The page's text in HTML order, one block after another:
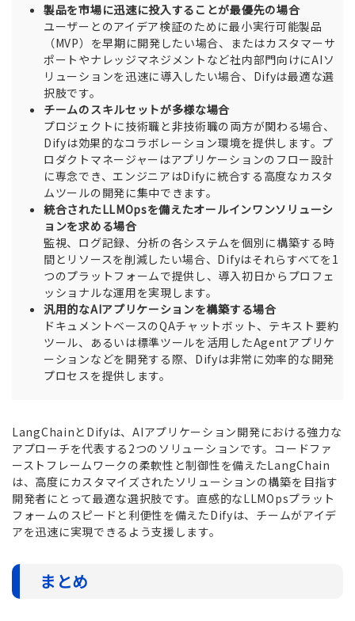
製品を市場に迅速に投入することが最優先の場合
ユーザーとのアイデア検証のために最小実行可能製品
（MVP）を早期に開発したい場合、またはカスタマーサ
ポートやナレッジマネジメントなど社内部門向けにAIソ
リューションを迅速に導入したい場合、Difyは最適な選
択肢です。
チームのスキルセットが多様な場合
プロジェクトに技術職と非技術職の両方が関わる場合、
Difyは効果的なコラボレーション環境を提供します。プ
ロダクトマネージャーはアプリケーションのフロー設計
に専念でき、エンジニアはDifyに統合する高度なカスタ
ムツールの開発に集中できます。
統合されたLLMOpsを備えたオールインワンソリューシ
ョンを求める場合
監視、ログ記録、分析の各システムを個別に構築する時
間とリソースを削減したい場合、Difyはそれらすべてを1
つのプラットフォームで提供し、導入初日からプロフェ
ッショナルな運用を実現します。
汎用的なAIアプリケーションを構築する場合
ドキュメントベースのQAチャットボット、テキスト要約
ツール、あるいは標準ツールを活用したAgentアプリケ
ーションなどを開発する際、Difyは非常に効率的な開発
プロセスを提供します。
LangChainとDifyは、AIアプリケーション開発における強力な
アプローチを代表する2つのソリューションです。コードファ
ーストフレームワークの柔軟性と制御性を備えたLangChain
は、高度にカスタマイズされたソリューションの構築を目指す
開発者にとって最適な選択肢です。直感的なLLMOpsプラット
フォームのスピードと利便性を備えたDifyは、チームがアイデ
アを迅速に実現できるよう支援します。
まとめ